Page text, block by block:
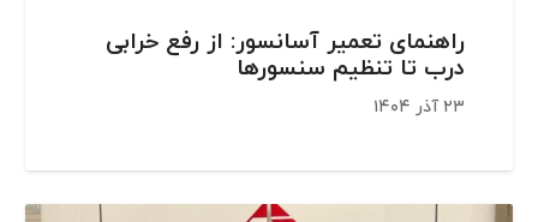
راهنمای تعمیر آسانسور: از رفع خرابی
درب تا تنظیم سنسورها
۲۳ آذر ۱۴۰۴